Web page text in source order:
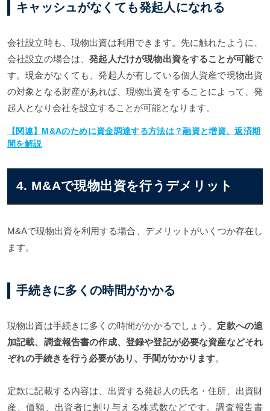
キャッシュがなくても発起人になれる
会社設立時も、現物出資は利用できます。先に触れたように、
会社設立の場合は、発起人だけが現物出資をすることが可能で
す。現金がなくても、発起人が有している個人資産で現物出資
の対象となる財産があれば、現物出資をすることによって、発
起人となり会社を設立することが可能となります。
【関連】M&Aのために資金調達する方法は？融資と増資、返済期
間を解説
4. M&Aで現物出資を行うデメリット
M&Aで現物出資を利用する場合、デメリットがいくつか存在し
ます。
手続きに多くの時間がかかる
現物出資は手続きに多くの時間がかかるでしょう。 定款への追
加記載、調査報告書の作成、登録や登記が必要な資産などそれ
ぞれの手続きを行う必要があり、手間がかかります。
定款に記載する内容は、出資する発起人の氏名・住所、出資財
産、価額、出資者に割り与える株式数などです。調査報告書